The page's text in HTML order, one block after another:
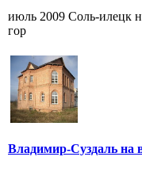
июль 2009 Соль-илецк
гор
Владимир-Суздаль на